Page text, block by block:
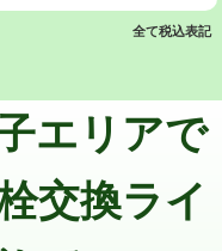
11,000円~
66,000円
38,500円
+3,300円
33,000円
8,800円
全て税込表記
エリアで
交換ライ